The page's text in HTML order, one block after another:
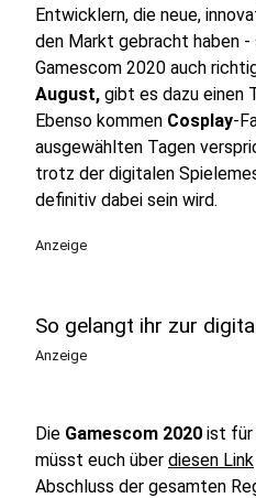
Entwicklern, die neue,
den Markt gebracht haben
Gamescom 2020 auch
August, gibt es dazu einen
Ebenso kommen Cosplay-
ausgewählten Tagen
trotz der digitalen
definitiv dabei sein wird.
Anzeige
So gelangt ihr zur
Anzeige
Die Gamescom 2020 ist für
müsst euch über diesen Link
Abschluss der gesamten